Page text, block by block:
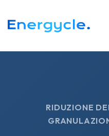
RIDUZIONE